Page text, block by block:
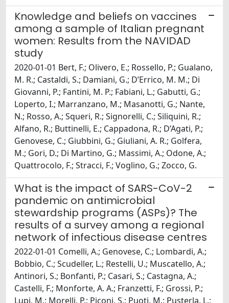
Knowledge and beliefs on vaccines
among a sample of Italian pregnant
women: Results from the NAVIDAD
study
2020-01-01 Bert, F.; Olivero, E.; Rossello, P.; Gualano,
M. R.; Castaldi, S.; Damiani, G.; D’Errico, M. M.; Di
Giovanni, P.; Fantini, M. P.; Fabiani, L.; Gabutti, G.;
Loperto, I.; Marranzano, M.; Masanotti, G.; Nante,
N.; Rosso, A.; Squeri, R.; Signorelli, C.; Siliquini, R.;
Alfano, R.; Buttinelli, E.; Cappadona, R.; D’Agati, P.;
Genovese, C.; Giubbini, G.; Giuliani, A. R.; Golfera,
M.; Gori, D.; Di Martino, G.; Massimi, A.; Odone, A.;
Quattrocolo, F.; Stracci, F.; Voglino, G.; Zocco, G.
What is the impact of SARS-CoV-2
pandemic on antimicrobial
stewardship programs (ASPs)? The
results of a survey among a regional
network of infectious disease centres
2022-01-01 Comelli, A.; Genovese, C.; Lombardi, A.;
Bobbio, C.; Scudeller, L.; Restelli, U.; Muscatello, A.;
Antinori, S.; Bonfanti, P.; Casari, S.; Castagna, A.;
Castelli, F.; Monforte, A. A.; Franzetti, F.; Grossi, P.;
Lupi, M.; Morelli, P.; Piconi, S.; Puoti, M.; Pusterla, L.;